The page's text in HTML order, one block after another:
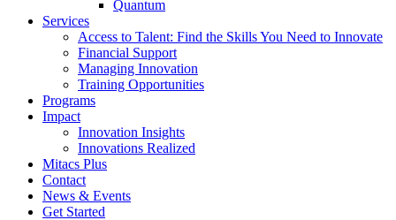
Quantum
Services
Access to Talent: Find the Skills You Need to Innovate
Financial Support
Managing Innovation
Training Opportunities
Programs
Impact
Innovation Insights
Innovations Realized
Mitacs Plus
Contact
News & Events
Get Started